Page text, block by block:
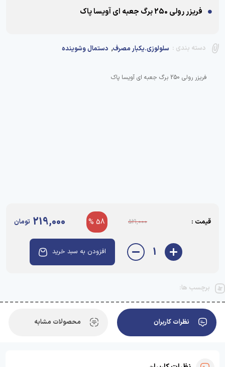
فریزر رولی 250 برگ جعبه ای آویسا پاک
دسته بندی : سلولوزی.یکبار مصرف, دستمال وشوینده
فریزر رولی 250 برگ جعبه ای آویسا پاک
قیمت : 521,000
58 %
219,000 تومان
1 افزودن به سبد خرید
برچسب ها:
نظرات کاربران محصولات مشابه